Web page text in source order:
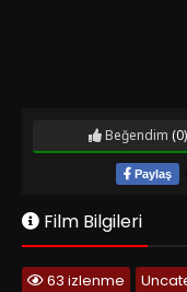
Paylaş
Beğendim (0)
Film Bilgileri
63 izlenme